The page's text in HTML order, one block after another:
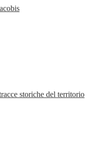
storiche del territorio